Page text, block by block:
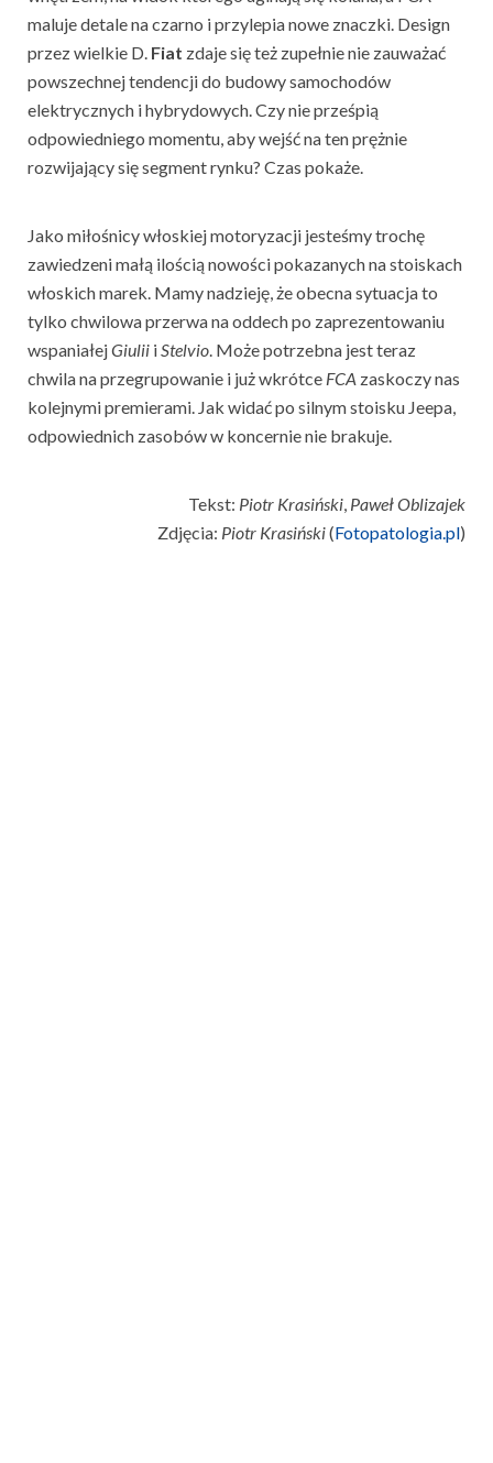
maluje detale na czarno i przylepia nowe znaczki. Design
przez wielkie D. Fiat zdaje się też zupełnie nie zauważać
powszechnej tendencji do budowy samochodów
elektrycznych i hybrydowych. Czy nie prześpią
odpowiedniego momentu, aby wejść na ten prężnie
rozwijający się segment rynku? Czas pokaże.
Jako miłośnicy włoskiej motoryzacji jesteśmy trochę
zawiedzeni małą ilością nowości pokazanych na stoiskach
włoskich marek. Mamy nadzieję, że obecna sytuacja to
tylko chwilowa przerwa na oddech po zaprezentowaniu
wspaniałejGiulii iStelvio. Może potrzebna jest teraz
chwila na przegrupowanie i już wkrótce FCA zaskoczy nas
kolejnymi premierami. Jak widać po silnym stoisku Jeepa,
odpowiednich zasobów w koncernie nie brakuje.
Tekst: Piotr Krasiński, PawełOblizajek
Zdjęcia: Piotr Krasiński(Fotopatologia.pl)